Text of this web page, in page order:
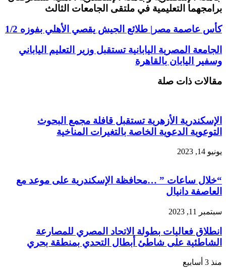
برامجهما التعليمية في ملتقى الجامعات الثالث
كأس عاصمة مصر| طلائع الجيش يقصي الأهلي بفوزه 1/2
الجامعة المصرية اليابانية تستقبل وزير التعليم الياباني
وسفير اليابان بالقاهرة
مقالات ذات صلة
الإسكندرية الأزهرية تستقبل قافلة مجمع البحوث
التوعوية الدعوية الخاصة بالتغيرات المناخية
يونيو 14, 2023
“خلال ساعات ” …محافظة الإسكندرية على موعد مع
العاصفة دانيال
سبتمبر 11, 2023
انطلاق فعاليات بطولة الاتحاد المصري للمصارعة
الشاطئية على شاطئ أبطال التحدي بمنطقة بحري
منذ 3 أسابيع